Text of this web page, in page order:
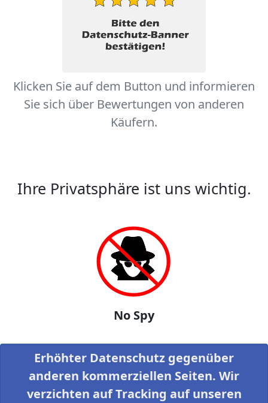
Klicken Sie auf dem Button und informieren
Sie sich über Bewertungen von anderen
Käufern.
Ihre Privatsphäre ist uns wichtig.
No Spy
Erhöhter Datenschutz gegenüber
anderen kommerziellen Seiten. Wir
verzichten auf Tracking auf unseren